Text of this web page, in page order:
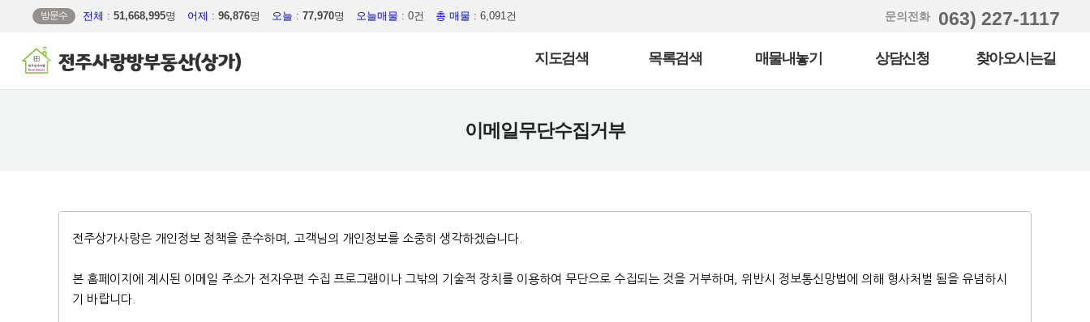
방문수 전체 : 51,668,995명 어제 : 96,876명 오늘 : 77,970명 오늘매물 : 0건 총 매물 : 6,091건 문의전화 063) 227-1117
지도검색 목록검색 매물내놓기 상담신청 찾아오시는길
이메일무단수집거부
전주상가사랑은 개인정보 정책을 준수하며, 고객님의 개인정보를 소중히 생각하겠습니다.
본 홈페이지에 계시된 이메일 주소가 전자우편 수집 프로그램이나 그밖의 기술적 장치를 이용하여 무단으로 수집되는 것을 거부하며, 위반시 정보통신망법에 의해 형사처벌 됨을 유념하시
기 바랍니다.